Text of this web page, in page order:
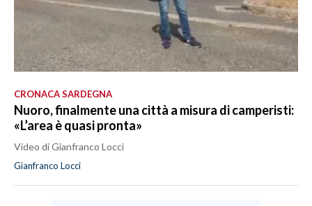
CRONACA SARDEGNA
Nuoro, finalmente una città a misura di camperisti:
«L’area è quasi pronta»
Video di Gianfranco Locci
Gianfranco Locci